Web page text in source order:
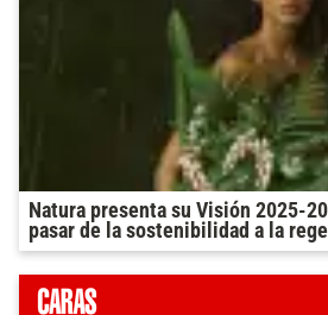
Natura presenta su Visión 2025-
pasar de la sostenibilidad a la